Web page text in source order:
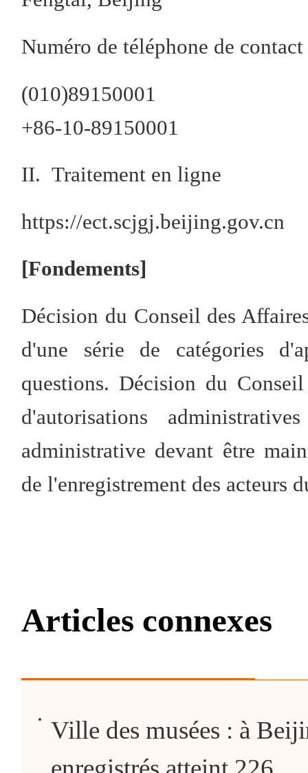
Numéro de téléphone de contact
(010)89150001
+86-10-89150001
II. Traitement en ligne
https://ect.scjgj.beijing.gov.cn
[Fondements]
Décision du Conseil des
d'une série de catégories
questions. Décision du
d'autorisations
administrative devant être
de l'enregistrement des acteurs
Articles connexes
Ville des musées : à